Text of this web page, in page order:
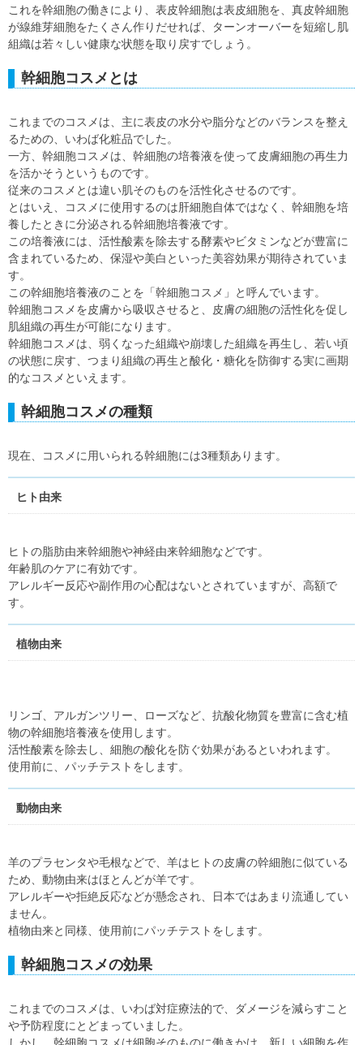
これを幹細胞の働きにより、表皮幹細胞は表皮細胞を、真皮幹細胞
が線維芽細胞をたくさん作りだせれば、ターンオーバーを短縮し肌
組織は若々しい健康な状態を取り戻すでしょう。
幹細胞コスメとは
これまでのコスメは、主に表皮の水分や脂分などのバランスを整え
るための、いわば化粧品でした。
一方、幹細胞コスメは、幹細胞の培養液を使って皮膚細胞の再生力
を活かそうというものです。
従来のコスメとは違い肌そのものを活性化させるのです。
とはいえ、コスメに使用するのは肝細胞自体ではなく、幹細胞を培
養したときに分泌される幹細胞培養液です。
この培養液には、活性酸素を除去する酵素やビタミンなどが豊富に
含まれているため、保湿や美白といった美容効果が期待されていま
す。
この幹細胞培養液のことを「幹細胞コスメ」と呼んでいます。
幹細胞コスメを皮膚から吸収させると、皮膚の細胞の活性化を促し
肌組織の再生が可能になります。
幹細胞コスメは、弱くなった組織や崩壊した組織を再生し、若い頃
の状態に戻す、つまり組織の再生と酸化・糖化を防御する実に画期
的なコスメといえます。
幹細胞コスメの種類
現在、コスメに用いられる幹細胞には3種類あります。
ヒト由来
ヒトの脂肪由来幹細胞や神経由来幹細胞などです。
年齢肌のケアに有効です。
アレルギー反応や副作用の心配はないとされていますが、高額で
す。
植物由来
リンゴ、アルガンツリー、ローズなど、抗酸化物質を豊富に含む植
物の幹細胞培養液を使用します。
活性酸素を除去し、細胞の酸化を防ぐ効果があるといわれます。
使用前に、パッチテストをします。
動物由来
羊のプラセンタや毛根などで、羊はヒトの皮膚の幹細胞に似ている
ため、動物由来はほとんどが羊です。
アレルギーや拒絶反応などが懸念され、日本ではあまり流通してい
ません。
植物由来と同様、使用前にパッチテストをします。
幹細胞コスメの効果
これまでのコスメは、いわば対症療法的で、ダメージを減らすこと
や予防程度にとどまっていました。